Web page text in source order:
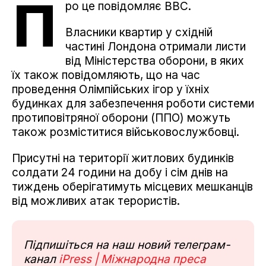
П
ро це повідомляє ВВС.
Власники квартир у східній
частині Лондона отримали листи
від Міністерства оборони, в яких
їх також повідомляють, що на час
проведення Олімпійських ігор у їхніх
будинках для забезпечення роботи системи
протиповітряної оборони (ППО) можуть
також розміститися військовослужбовці.
Присутні на території житлових будинків
солдати 24 години на добу і сім днів на
тиждень оберігатимуть місцевих мешканців
від можливих атак терористів.
Підпишіться на наш новий телеграм-
канал iPress | Міжнародна преса